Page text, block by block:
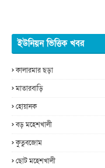
ইউনিয়ন ভিত্তিক খবর
কালারমার ছড়া
মাতারবাড়ি
হোয়ানক
বড় মহেশখালী
কুতুবজোম
ছোট মহেশখালী